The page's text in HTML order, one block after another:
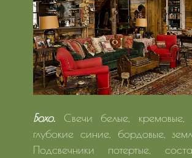
Бохо. Свечи белые, кремовые,
глубокие синие, бордовые,
Подсвечники потертые,